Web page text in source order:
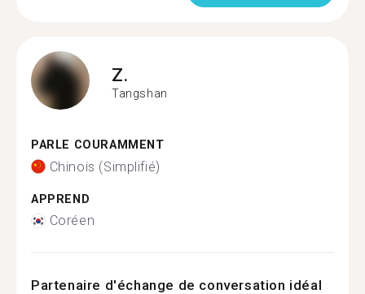
Z.
Tangshan
PARLE COURAMMENT
Chinois (Simplifié)
APPREND
Coréen
Partenaire d'échange de conversation idéal